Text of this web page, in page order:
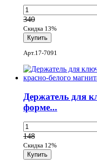
340
Скидка 13%
Арт.17-7091
Держатель для
форме...
148
Скидка 12%